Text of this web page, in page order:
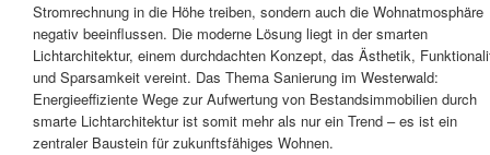
Stromrechnung in die Höhe treiben, sondern auch die Wohnatmosphäre
negativ beeinflussen. Die moderne Lösung liegt in der smarten
Lichtarchitektur, einem durchdachten Konzept, das Ästhetik,
und Sparsamkeit vereint. Das Thema Sanierung im Westerwald:
Energieeffiziente Wege zur Aufwertung von Bestandsimmobilien durch
smarte Lichtarchitektur ist somit mehr als nur ein Trend – es ist ein
zentraler Baustein für zukunftsfähiges Wohnen.